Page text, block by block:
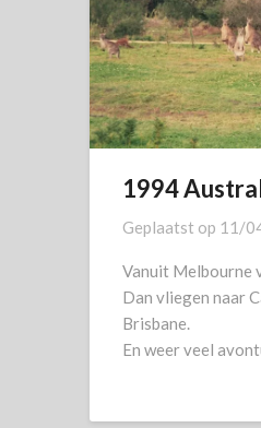
1994
Geplaatst op 11/
Vanuit Melbourne
Dan vliegen naar
Brisbane.
En weer veel